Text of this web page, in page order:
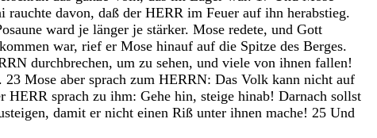
rauchte davon, daß der HERR im Feuer auf ihn herabstieg.
ward je länger je stärker. Mose redete, und Gott
war, rief er Mose hinauf auf die Spitze des Berges.
durchbrechen, um zu sehen, und viele von ihnen fallen!
. 23 Mose aber sprach zum HERRN: Das Volk kann nicht auf
HERR sprach zu ihm: Gehe hin, steige hinab! Darnach sollst
, damit er nicht einen Riß unter ihnen mache! 25 Und